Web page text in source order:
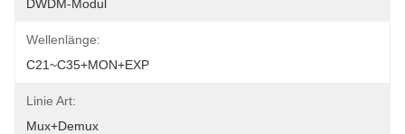
DWDM-Modul
Wellenlänge:
C21~C35+MON+EXP
Linie Art:
Mux+Demux